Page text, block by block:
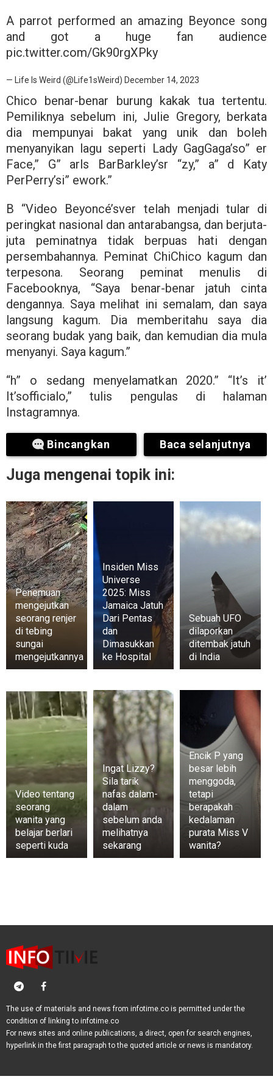
A parrot performed an amazing Beyonce song
and got a huge fan audience
pic.twitter.com/Gk90rgXPky
— Life Is Weird (@Life1sWeird) December 14, 2023
Chico benar-benar burung kakak tua tertentu.
Pemiliknya sebelum ini, Julie Gregory, berkata
dia mempunyai bakat yang unik dan boleh
menyanyikan lagu seperti Lady GagGaga’so” er
Face,” G” arls BarBarkley’sr “zy,” a” d Katy
PerPerry’si” ework.”
B “Video Beyoncé’sver telah menjadi tular di
peringkat nasional dan antarabangsa, dan berjuta-
juta peminatnya tidak berpuas hati dengan
persembahannya. Peminat ChiChico kagum dan
terpesona. Seorang peminat menulis di
Facebooknya, “Saya benar-benar jatuh cinta
dengannya. Saya melihat ini semalam, dan saya
langsung kagum. Dia memberitahu saya dia
seorang budak yang baik, dan kemudian dia mula
menyanyi. Saya kagum.”
“h” o sedang menyelamatkan 2020.” “It’s it’
It’sofficialo,” tulis pengulas di halaman
Instagramnya.
Bincangkan Baca selanjutnya
Juga mengenai topik ini:
Penemuan
mengejutkan
seorang renjer
di tebing
sungai
mengejutkannya
Insiden Miss
Universe
2025: Miss
Jamaica Jatuh
Dari Pentas
dan
Dimasukkan
ke Hospital
Sebuah UFO
dilaporkan
ditembak jatuh
di India
Video tentang
seorang
wanita yang
belajar berlari
seperti kuda
Ingat Lizzy?
Sila tarik
nafas dalam-
dalam
sebelum anda
melihatnya
sekarang
Encik P yang
besar lebih
menggoda,
tetapi
berapakah
kedalaman
purata Miss V
wanita?
The use of materials and news from infotime.co is permitted under the
condition of linking to infotime.co
For news sites and online publications, a direct, open for search engines,
hyperlink in the first paragraph to the quoted article or news is mandatory.